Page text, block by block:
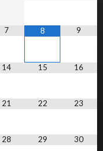
7 8 9
14 15 16
21 22 23
28 29 30